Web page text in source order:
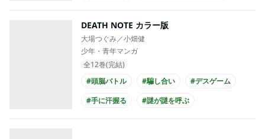
DEATH NOTE カラー版
大場つぐみ／小畑健
少年・青年マンガ
全12巻(完結)
#頭脳バトル
#騙し合い
#デスゲーム
#手に汗握る
#謎が謎を呼ぶ